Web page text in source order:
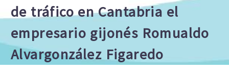
de tráfico en Cantabria el
empresario gijonés Romualdo
Alvargonzález Figaredo